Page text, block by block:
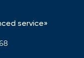
service»